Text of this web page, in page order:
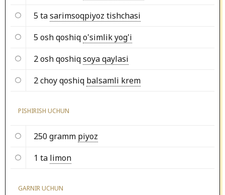
5 tasarimsoqpiyoz tishchasi
5 osh qoshiqo'simlik yog'i
2 osh qoshiqsoya qaylasi
2 choy qoshiq balsamli krem
PISHIRISH UCHUN
250 gramm piyoz
1 ta limon
GARNIR UCHUN